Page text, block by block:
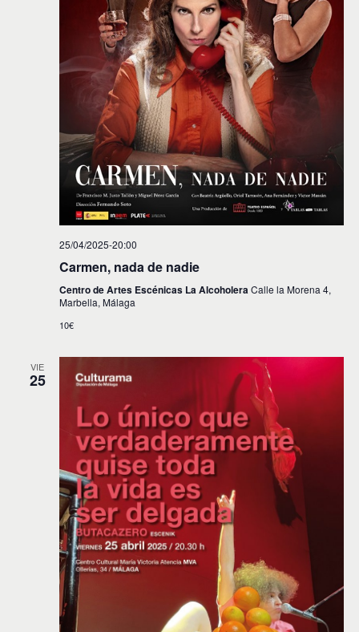
25/04/2025-20:00
Carmen, nada de nadie
Centro de Artes Escénicas La Alcoholera Calle la Morena 4,
Marbella, Málaga
10€
VIE
25